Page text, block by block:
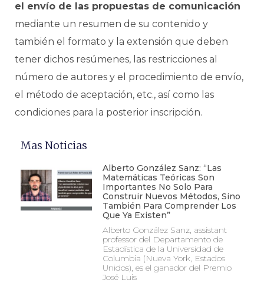
el envío de las propuestas de comunicación
mediante un resumen de su contenido y
también el formato y la extensión que deben
tener dichos resúmenes, las restricciones al
número de autores y el procedimiento de envío,
el método de aceptación, etc., así como las
condiciones para la posterior inscripción.
Mas Noticias
Alberto González Sanz: “Las
Matemáticas Teóricas Son
Importantes No Solo Para
Construir Nuevos Métodos, Sino
También Para Comprender Los
Que Ya Existen”
Alberto González Sanz, assistant
professor del Departamento de
Estadística de la Universidad de
Columbia (Nueva York, Estados
Unidos), es el ganador del Premio
José Luis